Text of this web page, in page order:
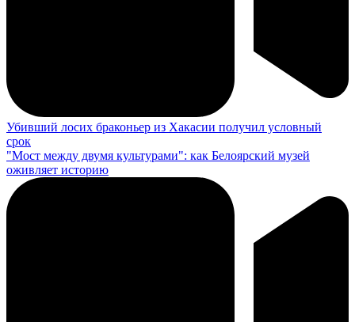
Убивший лосих браконьер из Хакасии получил условный
срок
"Мост между двумя культурами": как Белоярский музей
оживляет историю